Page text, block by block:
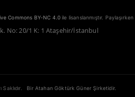
Commons BY-NC 4.0 ile lisanslanmıştır. Paylaşırken
No: 20/1 K: 1 Ataşehir/İstanbul
Bir Atahan Göktürk Güner Şirketidir.